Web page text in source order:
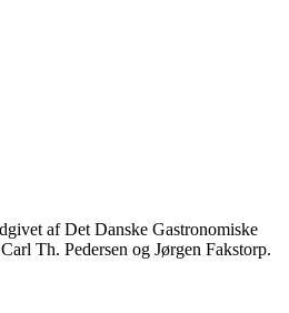
af Det Danske Gastronomiske
Th. Pedersen og Jørgen Fakstorp.